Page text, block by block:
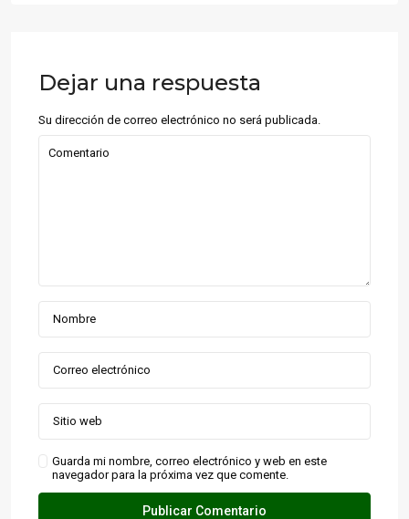
Dejar una respuesta
Su dirección de correo electrónico no será publicada.
Guarda mi nombre, correo electrónico y web en este
navegador para la próxima vez que comente.